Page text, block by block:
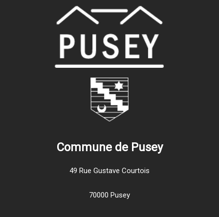
Commune de Pusey
49 Rue Gustave Courtois
70000 Pusey